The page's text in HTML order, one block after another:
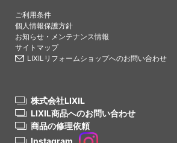
ご利用条件
個人情報保護方針
お知らせ・メンテナンス情報
サイトマップ
LIXILリフォームショップへのお問い合わせ
株式会社LIXIL
LIXIL商品へのお問い合わせ
商品の修理依頼